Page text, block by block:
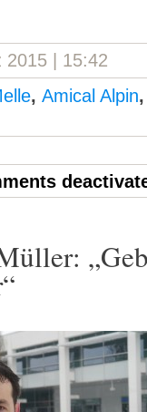
2015 | 15:42
, Amical Alpin,